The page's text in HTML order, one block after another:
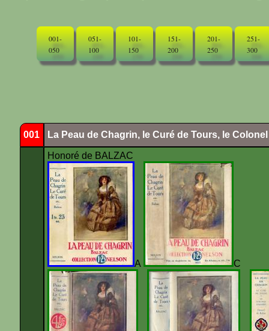
001-
050
051-
100
101-
150
151-
200
201-
250
251-
300
001 La Peau de Chagrin, le Curé de Tours, le
Honoré de BALZAC
A